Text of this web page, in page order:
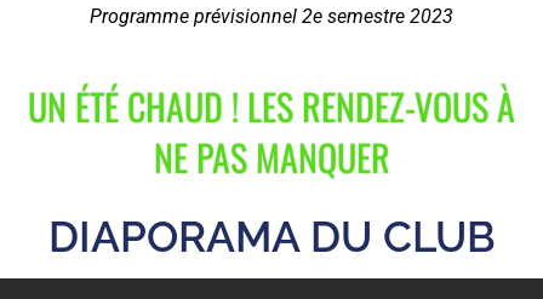
Programme prévisionnel 2e semestre 2023
UN ÉTÉ CHAUD ! LES RENDEZ-VOUS À
NE PAS MANQUER
DIAPORAMA DU CLUB